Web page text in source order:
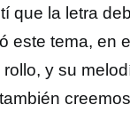
que la letra
este tema, en
y su